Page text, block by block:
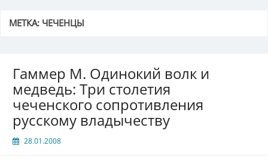
МЕТКА: ЧЕЧЕНЦЫ
Гаммер М. Одинокий волк и
медведь: Три столетия
чеченского сопротивления
русскому владычеству
28.01.2008